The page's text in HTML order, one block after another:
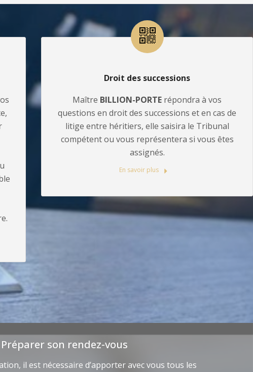
Droit des successions
Maître BILLION-PORTE répondra à vos
questions en droit des successions et en cas de
litige entre héritiers, elle saisira le Tribunal
compétent ou vous représentera si vous êtes
assignés.
En savoir plus
Préparer son rendez-vous
il est nécessaire d’apporter avec vous tous les